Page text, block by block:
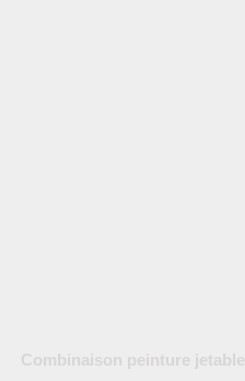
Combinaison peinture jetable